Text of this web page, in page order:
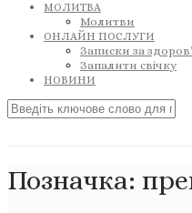
МОЛИТВА
Молитви
ОНЛАЙН ПОСЛУГИ
Записки за
Запалити свічку
НОВИНИ
Позначка: